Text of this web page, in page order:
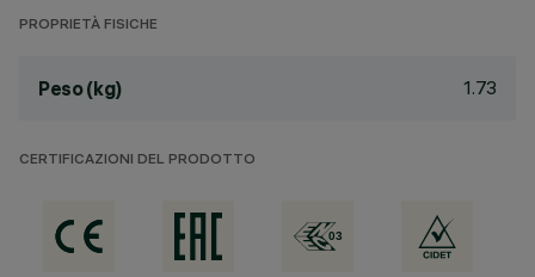
PROPRIETÀ FISICHE
Peso (kg) 1.73
CERTIFICAZIONI DEL PRODOTTO